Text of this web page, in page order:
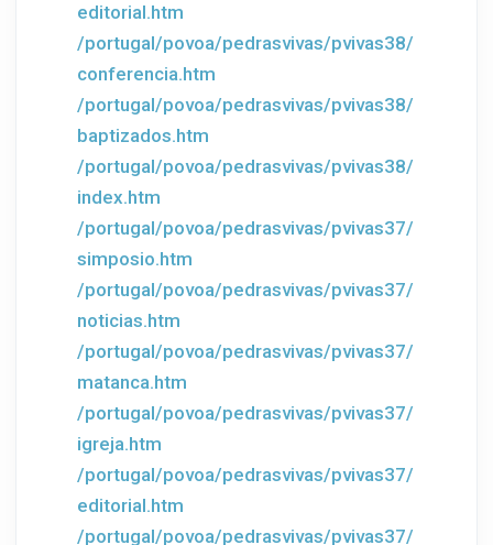
editorial.htm
/portugal/povoa/pedrasvivas/pvivas38/
conferencia.htm
/portugal/povoa/pedrasvivas/pvivas38/
baptizados.htm
/portugal/povoa/pedrasvivas/pvivas38/
index.htm
/portugal/povoa/pedrasvivas/pvivas37/
simposio.htm
/portugal/povoa/pedrasvivas/pvivas37/
noticias.htm
/portugal/povoa/pedrasvivas/pvivas37/
matanca.htm
/portugal/povoa/pedrasvivas/pvivas37/
igreja.htm
/portugal/povoa/pedrasvivas/pvivas37/
editorial.htm
/portugal/povoa/pedrasvivas/pvivas37/